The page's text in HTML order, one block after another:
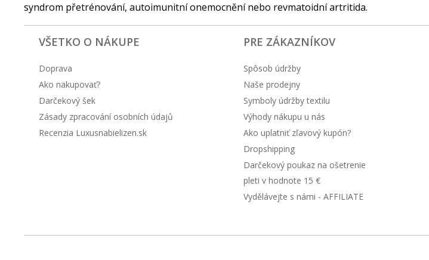
syndrom přetrénování, autoimunitní onemocnění nebo revmatoidní artritida.
VŠETKO O NÁKUPE
Doprava
Ako nakupovať?
Darčekový šek
Zásady zpracování osobních údajů
Recenzia Luxusnabielizen.sk
PRE ZÁKAZNÍKOV
Spôsob údržby
Naše prodejny
Symboly údržby textilu
Výhody nákupu u nás
Ako uplatniť zľavový kupón?
Dropshipping
Darčekový poukaz na ošetrenie
pleti v hodnote 15 €
Vydělávejte s námi - AFFILIATE